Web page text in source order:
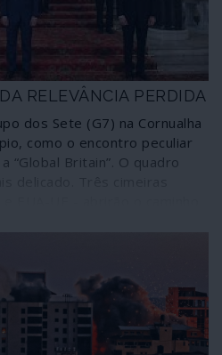
RELEVÂNCIA PERDIDA
dos Sete (G7) na Cornualha
como o encontro peculiar
“Global Britain”. O quadro